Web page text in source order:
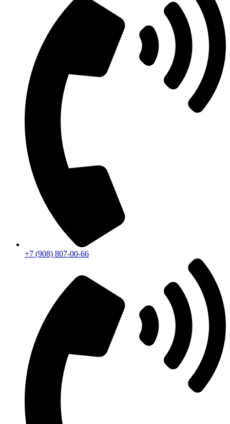
+7 (908) 807-00-66